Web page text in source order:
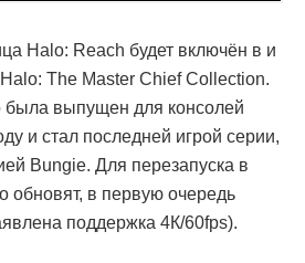
Halo: Reach будет включён в и
The Master Chief Collection.
была выпущен для консолей
и стал последней игрой серии,
Bungie. Для перезапуска в
обновят, в первую очередь
поддержка 4К/60fps).